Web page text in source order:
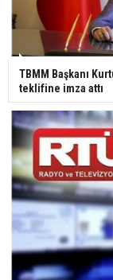
TBMM Başkanı
teklifine imza attı